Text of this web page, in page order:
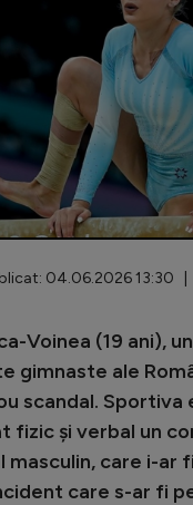
României
Națională
feminin
League
League
04.06.2026 13:30 |
Voinea (19 ani),
gimnaste ale
scandal. Sportiva
fizic și verbal un
masculin, care i-ar
care s-ar fi